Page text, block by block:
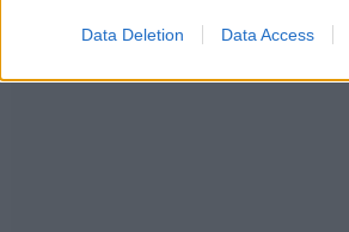
Data Deletion Data Access